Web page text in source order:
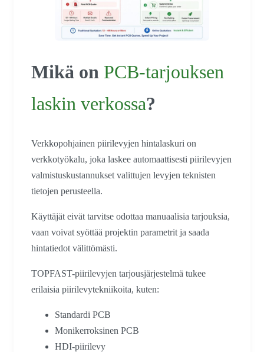
Mikä on PCB-tarjouksen
laskin verkossa?
Verkkopohjainen piirilevyjen hintalaskuri on
verkkotyökalu, joka laskee automaattisesti piirilevyjen
valmistuskustannukset valittujen levyjen teknisten
tietojen perusteella.
Käyttäjät eivät tarvitse odottaa manuaalisia tarjouksia,
vaan voivat syöttää projektin parametrit ja saada
hintatiedot välittömästi.
TOPFAST-piirilevyjen tarjousjärjestelmä tukee
erilaisia piirilevytekniikoita, kuten:
Standardi PCB
Monikerroksinen PCB
HDI-piirilevy